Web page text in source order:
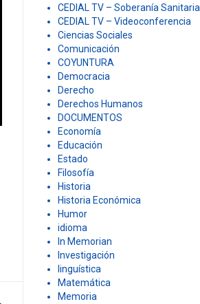
CEDIAL TV – Soberanía Sanitaria
CEDIAL TV – Videoconferencia
Ciencias Sociales
Comunicación
COYUNTURA
Democracia
Derecho
Derechos Humanos
DOCUMENTOS
Economía
Educación
Estado
Filosofía
Historia
Historia Económica
Humor
idioma
In Memorian
Investigación
linguística
Matemática
Memoria